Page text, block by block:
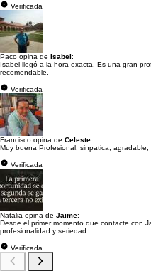
Verificada
Paco opina de Isabel:
Isabel llegó a la hora exacta. Es una gran
recomendable.
Verificada
Francisco opina de Celeste:
Muy buena Profesional, sinpatica, agradable,
Verificada
Natalia opina de Jaime:
Desde el primer momento que contacte con
profesionalidad y seriedad.
Verificada